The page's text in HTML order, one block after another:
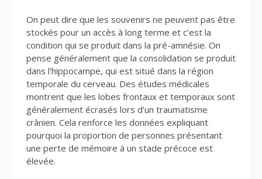
On peut dire que les souvenirs ne peuvent pas être
stockés pour un accès à long terme et c’est la
condition qui se produit dans la pré-amnésie. On
pense généralement que la consolidation se produit
dans l’hippocampe, qui est situé dans la région
temporale du cerveau. Des études médicales
montrent que les lobes frontaux et temporaux sont
généralement écrasés lors d’un traumatisme
crânien. Cela renforce les données expliquant
pourquoi la proportion de personnes présentant
une perte de mémoire à un stade précoce est
élevée.